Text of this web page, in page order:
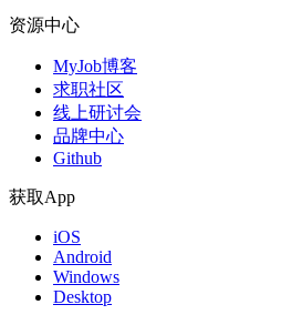
资源中心
MyJob博客
求职社区
线上研讨会
品牌中心
Github
获取App
iOS
Android
Windows
Desktop